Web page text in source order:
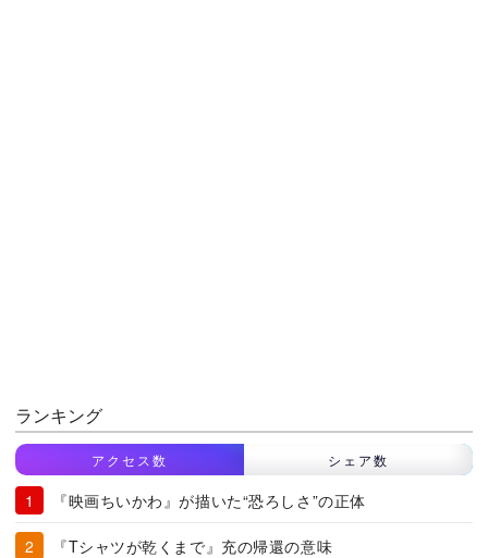
ランキング
アクセス数 シェア数
『映画ちいかわ』が描いた“恐ろしさ”の正体
『Tシャツが乾くまで』充の帰還の意味